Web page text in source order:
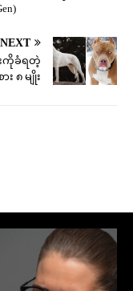
NEXT
ကိုခံရတဲ့
း ၈ မျိုး